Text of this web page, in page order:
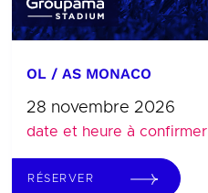
OL / AS MONACO
28 novembre 2026
date et heure à confirmer
RÉSERVER